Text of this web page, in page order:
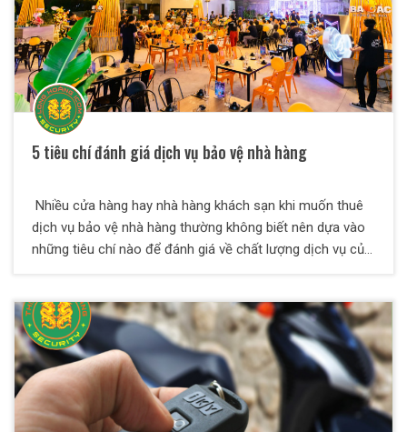
5 tiêu chí đánh giá dịch vụ bảo vệ nhà hàng
Nhiều cửa hàng hay nhà hàng khách sạn khi muốn thuê
dịch vụ bảo vệ nhà hàng thường không biết nên dựa vào
những tiêu chí nào để đánh giá về chất lượng dịch vụ của